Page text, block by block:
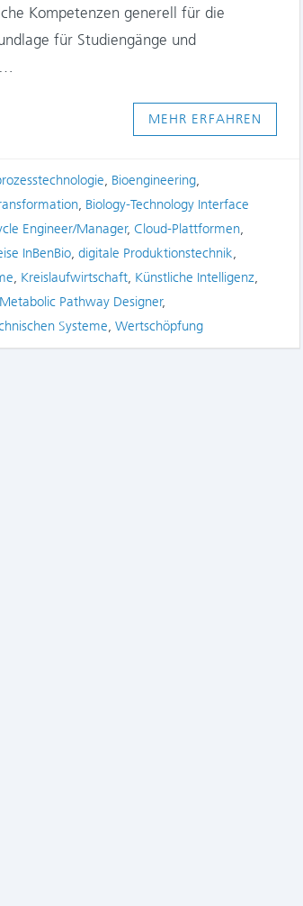
Kompetenzen generell für die
für Studiengänge und
MEHR ERFAHREN
, Bioengineering,
, Biology-Technology Interface
Engineer/Manager, Cloud-Plattformen,
InBenBio, digitale Produktionstechnik,
, Kreislaufwirtschaft, Künstliche Intelligenz,
Metabolic Pathway Designer,
Systeme, Wertschöpfung